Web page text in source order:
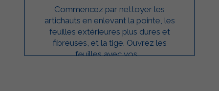
Commencez par nettoyer les
artichauts en enlevant la pointe, les
feuilles extérieures plus dures et
fibreuses, et la tige. Ouvrez les
feuilles avec vos ...